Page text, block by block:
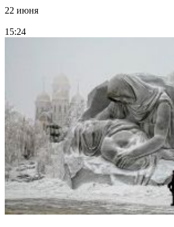
22 июня
15:24